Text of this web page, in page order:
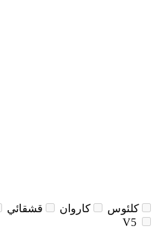
كلئوس كاروان قشقائي
V5